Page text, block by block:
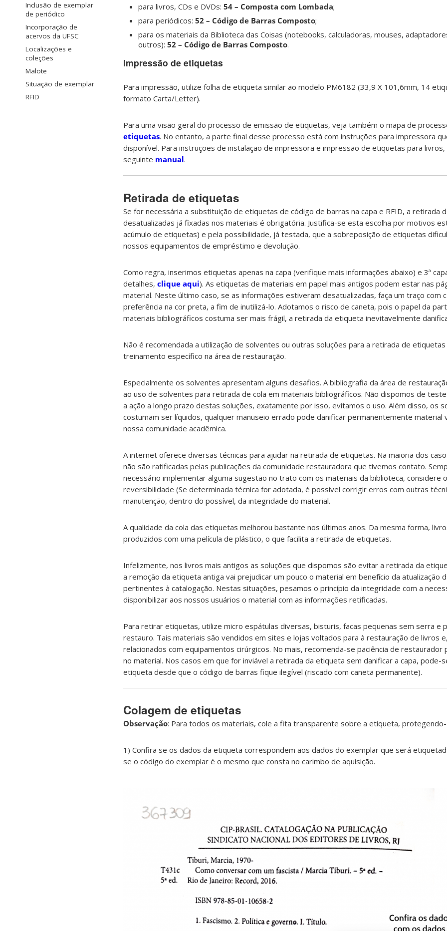
Inclusão de exemplar
de periódico
Incorporação de
acervos da UFSC
Localizações e
coleções
Malote
Situação de exemplar
RFID
para livros, CDs e DVDs: 54 – Composta com Lombada;
para periódicos: 52 – Código de Barras Composto;
para os materiais da Biblioteca das Coisas (notebooks, calculadoras, mouses,
outros): 52 – Código de Barras Composto.
Impressão de etiquetas
Para impressão, utilize folha de etiqueta similar ao modelo PM6182 (33,9 X 101,6mm, 14
formato Carta/Letter).
Para uma visão geral do processo de emissão de etiquetas, veja também o mapa de
etiquetas. No entanto, a parte final desse processo está com instruções para impressora
disponível. Para instruções de instalação de impressora e impressão de etiquetas para
seguinte manual.
Retirada de etiquetas
Se for necessária a substituição de etiquetas de código de barras na capa e RFID, a retirada
desatualizadas já fixadas nos materiais é obrigatória. Justifica-se esta escolha por motivos
acúmulo de etiquetas) e pela possibilidade, já testada, que a sobreposição de etiquetas
nossos equipamentos de empréstimo e devolução.
Como regra, inserimos etiquetas apenas na capa (verifique mais informações abaixo) e 3ª
detalhes, clique aqui). As etiquetas de materiais em papel mais antigos podem estar nas
material. Neste último caso, se as informações estiveram desatualizadas, faça um traço com
preferência na cor preta, a fim de inutilizá-lo. Adotamos o risco de caneta, pois o papel da
materiais bibliográficos costuma ser mais frágil, a retirada da etiqueta inevitavelmente
Não é recomendada a utilização de solventes ou outras soluções para a retirada de
treinamento específico na área de restauração.
Especialmente os solventes apresentam alguns desafios. A bibliografia da área de
ao uso de solventes para retirada de cola em materiais bibliográficos. Não dispomos de
a ação a longo prazo destas soluções, exatamente por isso, evitamos o uso. Além disso, os
costumam ser líquidos, qualquer manuseio errado pode danificar permanentemente material
nossa comunidade acadêmica.
A internet oferece diversas técnicas para ajudar na retirada de etiquetas. Na maioria dos
não são ratificadas pelas publicações da comunidade restauradora que tivemos contato.
necessário implementar alguma sugestão no trato com os materiais da biblioteca, considere
reversibilidade (Se determinada técnica for adotada, é possível corrigir erros com outras
manutenção, dentro do possível, da integridade do material.
A qualidade da cola das etiquetas melhorou bastante nos últimos anos. Da mesma forma,
produzidos com uma película de plástico, o que facilita a retirada de etiquetas.
Infelizmente, nos livros mais antigos as soluções que dispomos são evitar a retirada da
a remoção da etiqueta antiga vai prejudicar um pouco o material em benefício da atualização
pertinentes à catalogação. Nestas situações, pesamos o princípio da integridade com a
disponibilizar aos nossos usuários o material com as informações retificadas.
Para retirar etiquetas, utilize micro espátulas diversas, bisturis, facas pequenas sem serra e
restauro. Tais materiais são vendidos em sites e lojas voltados para à restauração de livros
relacionados com equipamentos cirúrgicos. No mais, recomenda-se paciência de restaurador
no material. Nos casos em que for inviável a retirada da etiqueta sem danificar a capa, pode-
etiqueta desde que o código de barras fique ilegível (riscado com caneta permanente).
Colagem de etiquetas
Observação: Para todos os materiais, cole a fita transparente sobre a etiqueta,
1) Confira se os dados da etiqueta correspondem aos dados do exemplar que será
se o código do exemplar é o mesmo que consta no carimbo de aquisição.